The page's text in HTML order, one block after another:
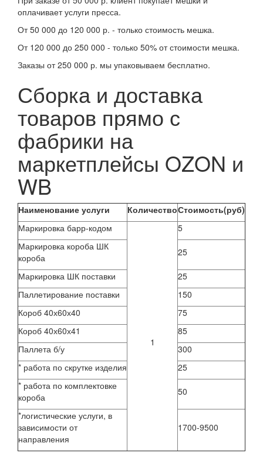
оплачивает услуги пресса.
От 50 000 до 120 000 р. - только стоимость мешка.
От 120 000 до 250 000 - только 50% от стоимости мешка.
Заказы от 250 000 р. мы упаковываем бесплатно.
Сборка и доставка
товаров прямо с
фабрики на
маркетплейсы OZON и
WB
Наименование услуги КоличествоСтоимость(руб)
Маркировка барр-кодом
1
5
Маркировка короба ШК
короба
25
Маркировка ШК поставки
25
Паллетирование поставки
150
Короб 40х60х40
75
Короб 40х60х41
85
Паллета б/у
300
* работа по скрутке изделия
25
* работа по комплектовке
короба
50
*логистические услуги, в
зависимости от
направления
1700-9500